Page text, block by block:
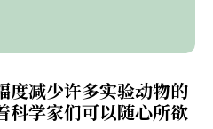
度减少许多实验动物的
科学家们可以随心所欲